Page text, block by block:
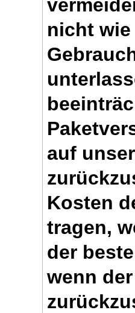
nicht
auf
Kosten
tragen,
der
wenn